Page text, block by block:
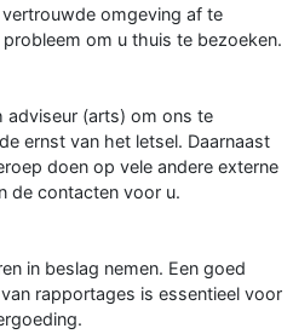
omgeving af te
om u thuis te bezoeken.
adviseur (arts) om ons te
ernst van het letsel. Daarnaast
doen op vele andere externe
de contacten voor u.
in beslag nemen. Een goed
rapportages is essentieel voor